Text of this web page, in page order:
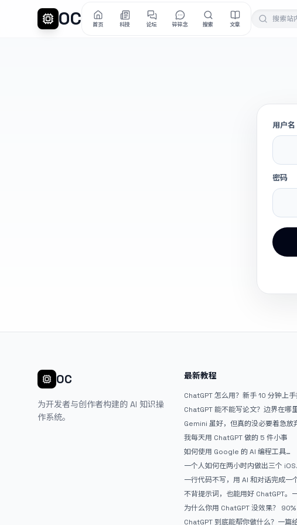
OC 首页 科技 论坛 碎碎念 搜索 文章
用户名
密码
OC
为开发者与创作者构建的 AI 知识操
作系统。
最新教程
ChatGPT 怎么用？新手 10 分钟上
ChatGPT 能不能写论文？边界在哪
Gemini 虽好，但真的没必要着急放
ChatGPT
我每天用 ChatGPT 做的 5 件小事
如何使用 Google 的 AI 编程工具
AntiGravity：独立开发者的新时代武
一个人如何在两小时内做出三个 iOS
APP？｜AntiGravity + Gemini 3 实
整记录
一行代码不写，用 AI 和对话完成一
整网站：《图书天堂》实战记录
不背提示词，也能用好 ChatGPT。
万能提问模板
为什么你用 ChatGPT 没效果？ 90% 的
人第一步就问错了
ChatGPT 到底能帮你做什么？一篇